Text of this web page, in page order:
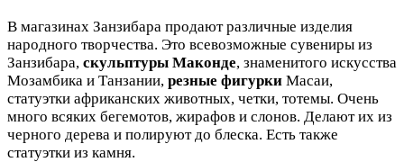
В магазинах Занзибара продают различные изделия
народного творчества. Это всевозможные сувениры из
Занзибара, скульптуры Маконде, знаменитого искусства
Мозамбика и Танзании, резные фигурки Масаи,
статуэтки африканских животных, четки, тотемы. Очень
много всяких бегемотов, жирафов и слонов. Делают их из
черного дерева и полируют до блеска. Есть также
статуэтки из камня.